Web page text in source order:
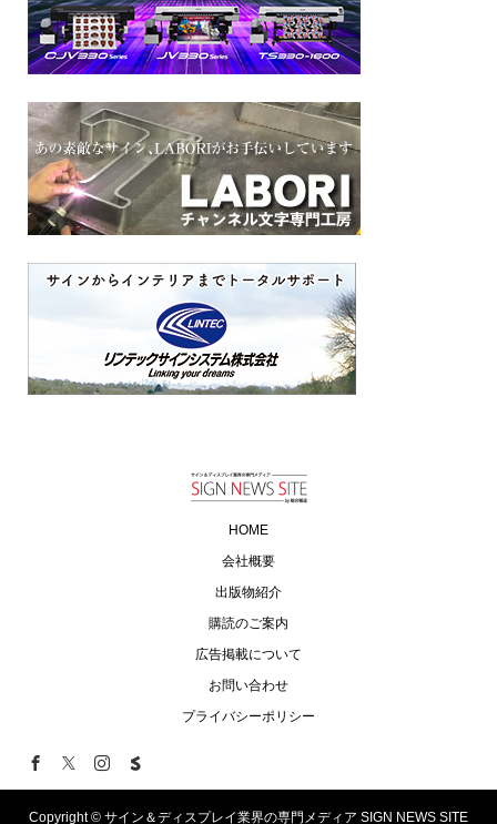
HOME
会社概要
出版物紹介
購読のご案内
広告掲載について
お問い合わせ
プライバシーポリシー
Copyright © サイン＆ディスプレイ業界の専門メディア SIGN NEWS SITE